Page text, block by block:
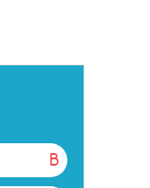
B